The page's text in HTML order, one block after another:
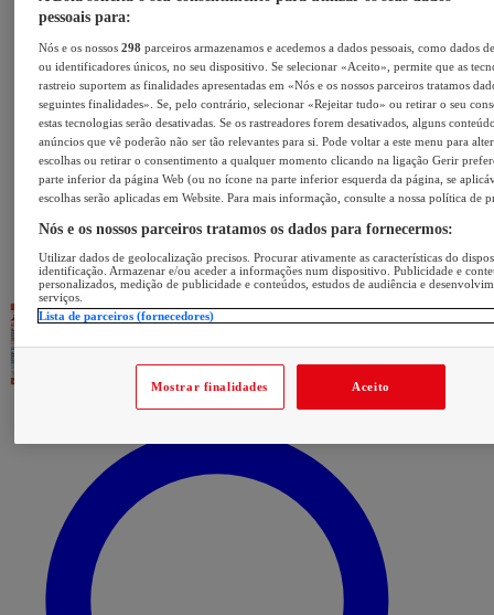
pessoais para:
Nós e os nossos298 parceiros armazenamos e acedemos a dados pessoais, como dados
ou identificadores únicos, no seu dispositivo. Se selecionar «Aceito», permite que as
rastreio suportem as finalidades apresentadas em «Nós e os nossos parceiros tratamos
seguintes finalidades». Se, pelo contrário, selecionar «Rejeitar tudo» ou retirar o seu
estas tecnologias serão desativadas. Se os rastreadores forem desativados, alguns
anúncios que vê poderão não ser tão relevantes para si. Pode voltar a este menu para
escolhas ou retirar o consentimento a qualquer momento clicando na ligação Gerir
parte inferior da página Web (ou no ícone na parte inferior esquerda da página, se
escolhas serão aplicadas em Website. Para mais informação, consulte a nossa política de
Nós e os nossos parceiros tratamos os dados para fornecermos:
Utilizar dados de geolocalização precisos. Procurar ativamente as características do
identificação. Armazenar e/ou aceder a informações num dispositivo. Publicidade e
personalizados, medição de publicidade e conteúdos, estudos de audiência e
serviços.
Lista de parceiros (fornecedores)
Mostrar finalidades Aceito